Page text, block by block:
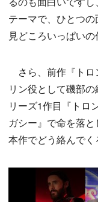
テーマで、ひとつの
見どころいっぱいの
さら、前作『トロ
リン役として磯部
リーズ1作目『トロ
ガシー』で命を落
本作でどう絡んでく